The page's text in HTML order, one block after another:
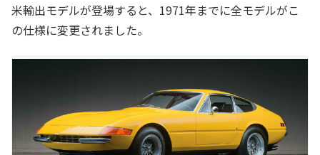
米輸出モデルが登場すると、1971年までに全モデルがこ
の仕様に変更されました。